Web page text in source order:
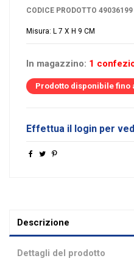
CODICE PRODOTTO 49036199
Misura: L 7 X H 9 CM
In magazzino: 1
Prodotto disponibile fino
Effettua il login per
Descrizione
Dettagli del prodotto